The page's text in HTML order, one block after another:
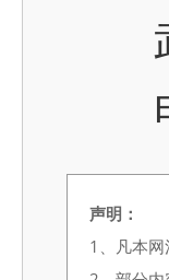
武
电
声明：
1、凡本